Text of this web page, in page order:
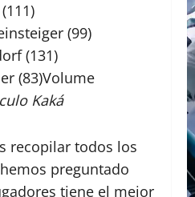
(99)
(131)
(83)Volume
Kaká
recopilar todos los
preguntado
tiene el mejor